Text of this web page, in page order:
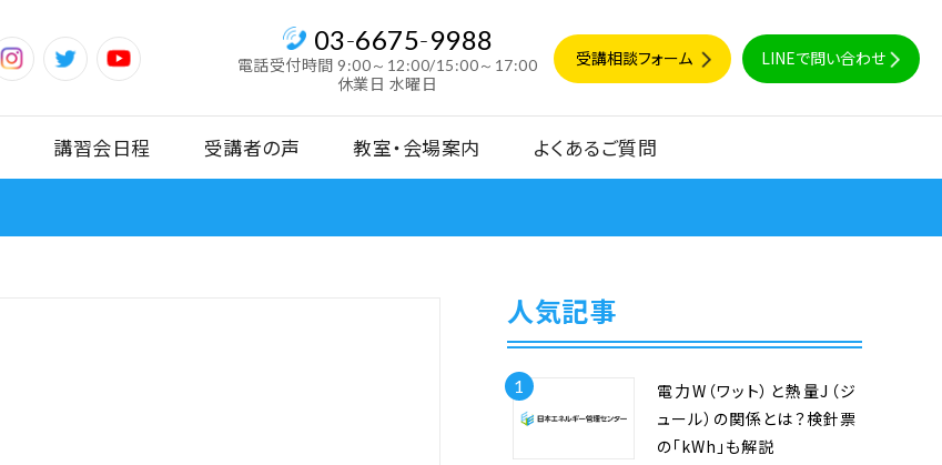
03-6675-9988
電話受付時間 9:00～12:00/15:00～17:00
休業日 水曜日
受講相談フォーム LINEで問い合わせ
講習会日程 受講者の声 教室・会場案内 よくあるご質問
人気記事
1
電力W（ワット）と熱量J（ジ
ュール）の関係とは？検針票
の「kWh」も解説